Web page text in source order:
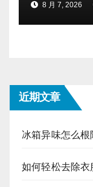
8 月 7, 2026
近期文章
冰箱异味怎么
如何轻松去除衣